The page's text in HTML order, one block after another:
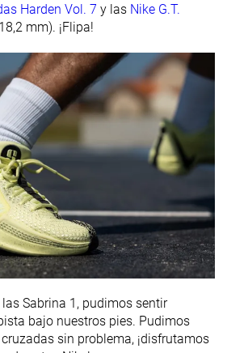
Harden Vol. 7 y las Nike G.T.
mm). ¡Flipa!
Sabrina 1, pudimos sentir
bajo nuestros pies. Pudimos
sin problema, ¡disfrutamos